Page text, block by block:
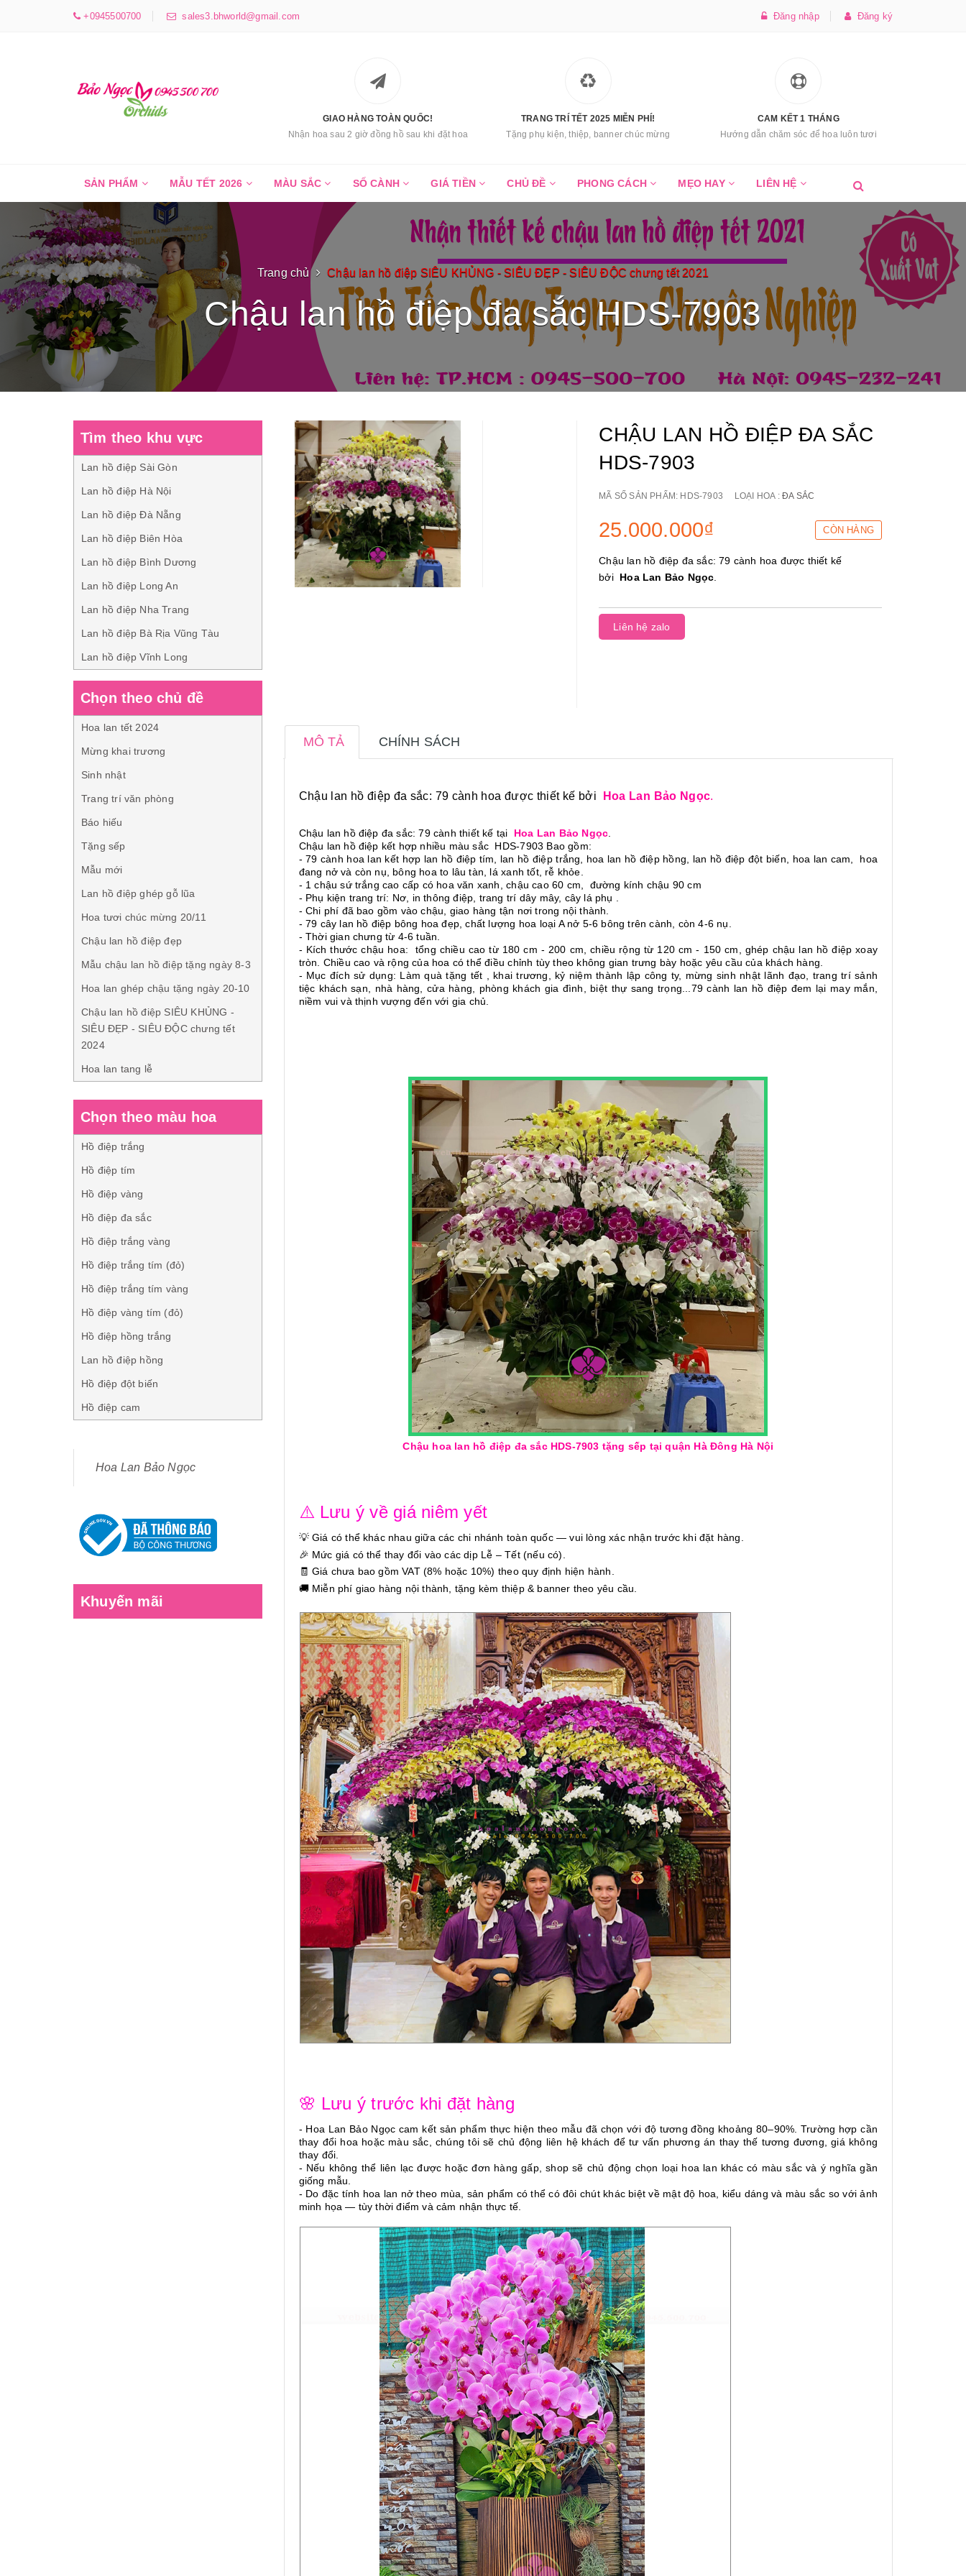
+0945500700 sales3.bhworld@gmail.com Đăng nhập Đăng ký
GIAO HÀNG TOÀN QUỐC!
Nhận hoa sau 2 giờ đồng hồ sau khi đặt hoa
TRANG TRÍ TẾT 2025 MIỄN PHÍ!
Tặng phụ kiện, thiệp, banner chúc mừng
CAM KẾT 1 THÁNG
Hướng dẫn chăm sóc để hoa luôn tươi
SẢN PHẨM MẪU TẾT 2026 MÀU SẮC SỐ CÀNH GIÁ TIỀN CHỦ ĐỀ PHONG CÁCH MẸO HAY LIÊN HỆ
Trang chủ Chậu lan hồ điệp SIÊU KHỦNG - SIÊU ĐẸP - SIÊU ĐỘC chưng tết 2021
Chậu lan hồ điệp đa sắc HDS-7903
CHẬU LAN HỒ ĐIỆP ĐA SẮC
HDS-7903
MÃ SỐ SẢN PHẨM: HDS-7903 LOẠI HOA :ĐA SẮC
25.000.000₫ CÒN HÀNG
Chậu lan hồ điệp đa sắc: 79 cành hoa được thiết kế
bởi Hoa Lan Bảo Ngọc
Liên hệ zalo
MÔ TẢ CHÍNH SÁCH
Chậu lan hồ điệp đa sắc: 79 cành hoa được thiết kế bởi Hoa Lan Bảo Ngọc.
Chậu lan hồ điệp đa sắc: 79 cành thiết kế tại Hoa Lan Bảo Ngọc
Chậu lan hồ điệp kết hợp nhiều màu sắc HDS-7903 Bao gồm:
- 79 cành hoa lan kết hợp lan hồ điệp tím, lan hồ điệp trắng, hoa lan hồ điệp hồng, lan hồ điệp đột biến, hoa lan cam, hoa
đang nở và còn nụ, bông hoa to lâu tàn, lá xanh tốt, rễ khỏe.
- 1 chậu sứ trắng cao cấp có hoa văn xanh, chậu cao 60 cm, đường kính chậu 90 cm
- Phụ kiện trang trí: Nơ, in thông điệp, trang trí dây mây, cây lá phụ .
- Chi phí đã bao gồm vào chậu, giao hàng tận nơi trong nội thành.
- 79 cây lan hồ điệp bông hoa đẹp, chất lượng hoa loại A nở 5-6 bông trên cành, còn 4-6 nụ.
- Thời gian chưng từ 4-6 tuần.
- Kích thước chậu hoa: tổng chiều cao từ 180 cm - 200 cm, chiều rộng từ 120 cm - 150 cm, ghép chậu lan hồ điệp xoay
tròn. Chiều cao và rộng của hoa có thể điều chỉnh tùy theo không gian trưng bày hoặc yêu cầu của khách hàng.
- Mục đích sử dụng: Làm quà tặng tết , khai trương, kỷ niệm thành lập công ty, mừng sinh nhật lãnh đạo, trang trí sảnh
tiệc khách sạn, nhà hàng, cửa hàng, phòng khách gia đình, biệt thự sang trọng...79 cành lan hồ điệp đem lại may mắn,
niềm vui và thịnh vượng đến với gia chủ.
Chậu hoa lan hồ điệp đa sắc HDS-7903 tặng sếp tại quận Hà Đông Hà Nội
⚠️ Lưu ý về giá niêm yết
💡 Giá có thể khác nhau giữa các chi nhánh toàn quốc — vui lòng xác nhận trước khi đặt hàng.
🎉 Mức giá có thể thay đổi vào các dịp Lễ – Tết (nếu có).
🧾 Giá chưa bao gồm VAT (8% hoặc 10%) theo quy định hiện hành.
🚚 Miễn phí giao hàng nội thành, tặng kèm thiệp & banner theo yêu cầu.
🌸 Lưu ý trước khi đặt hàng
- Hoa Lan Bảo Ngọc cam kết sản phẩm thực hiện theo mẫu đã chọn với độ tương đồng khoảng 80–90%. Trường hợp cần
thay đổi hoa hoặc màu sắc, chúng tôi sẽ chủ động liên hệ khách để tư vấn phương án thay thế tương đương, giá không
thay đổi.
- Nếu không thể liên lạc được hoặc đơn hàng gấp, shop sẽ chủ động chọn loại hoa lan khác có màu sắc và ý nghĩa gần
giống mẫu.
- Do đặc tính hoa lan nở theo mùa, sản phẩm có thể có đôi chút khác biệt về mật độ hoa, kiểu dáng và màu sắc so với ảnh
minh họa — tùy thời điểm và cảm nhận thực tế.
Tìm theo khu vực
Lan hồ điệp Sài Gòn
Lan hồ điệp Hà Nội
Lan hồ điệp Đà Nẵng
Lan hồ điệp Biên Hòa
Lan hồ điệp Bình Dương
Lan hồ điệp Long An
Lan hồ điệp Nha Trang
Lan hồ điệp Bà Rịa Vũng Tàu
Lan hồ điệp Vĩnh Long
Chọn theo chủ đề
Hoa lan tết 2024
Mừng khai trương
Sinh nhật
Trang trí văn phòng
Báo hiếu
Tặng sếp
Mẫu mới
Lan hồ điệp ghép gỗ lũa
Hoa tươi chúc mừng 20/11
Chậu lan hồ điệp đẹp
Mẫu chậu lan hồ điệp tặng ngày 8-3
Hoa lan ghép chậu tặng ngày 20-10
Chậu lan hồ điệp SIÊU KHỦNG -
SIÊU ĐẸP - SIÊU ĐỘC chưng tết
2024
Hoa lan tang lễ
Chọn theo màu hoa
Hồ điệp trắng
Hồ điệp tím
Hồ điệp vàng
Hồ điệp đa sắc
Hồ điệp trắng vàng
Hồ điệp trắng tím (đỏ)
Hồ điệp trắng tím vàng
Hồ điệp vàng tím (đỏ)
Hồ điệp hồng trắng
Lan hồ điệp hồng
Hồ điệp đột biến
Hồ điệp cam
Hoa Lan Bảo Ngọc
Khuyến mãi